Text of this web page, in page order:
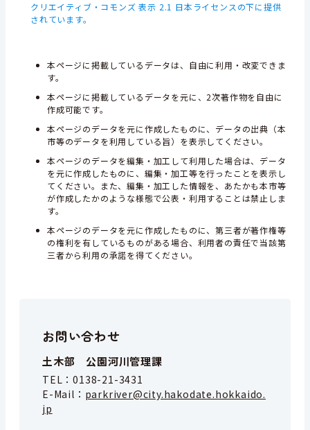
クリエイティブ・コモンズ 表示 2.1 日本ライセンスの下に提供
されています。
本ページに掲載しているデータは、自由に利用・改変できま
す。
本ページに掲載しているデータを元に、2次著作物を自由に
作成可能です。
本ページのデータを元に作成したものに、データの出典（本
市等のデータを利用している旨）を表示してください。
本ページのデータを編集・加工して利用した場合は、データ
を元に作成したものに、編集・加工等を行ったことを表示し
てください。また、編集・加工した情報を、あたかも本市等
が作成したかのような様態で公表・利用することは禁止しま
す。
本ページのデータを元に作成したものに、第三者が著作権等
の権利を有しているものがある場合、利用者の責任で当該第
三者から利用の承諾を得てください。
お問い合わせ
土木部 公園河川管理課
TEL：0138-21-3431
E-Mail： parkriver@city.hakodate.hokkaido.
jp